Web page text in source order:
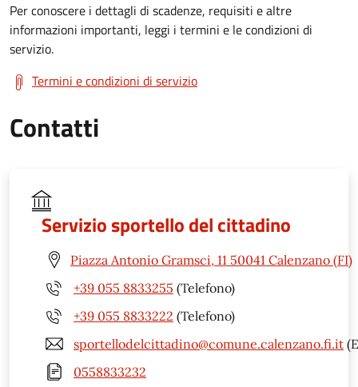
Per conoscere i dettagli di scadenze, requisiti e altre
informazioni importanti, leggi i termini e le condizioni di
servizio.
Termini e condizioni di servizio
Contatti
Servizio sportello del cittadino
Piazza Antonio Gramsci, 11 50041 Calenzano (FI)
+39 055 8833255 (Telefono)
+39 055 8833222 (Telefono)
sportellodelcittadino@comune.calenzano.fi.it
0558833232